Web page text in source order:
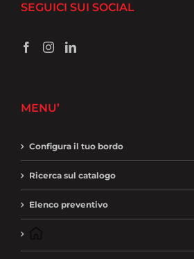
SEGUICI SUI SOCIAL
MENU’
Configura il tuo bordo
Ricerca sul catalogo
Elenco preventivo